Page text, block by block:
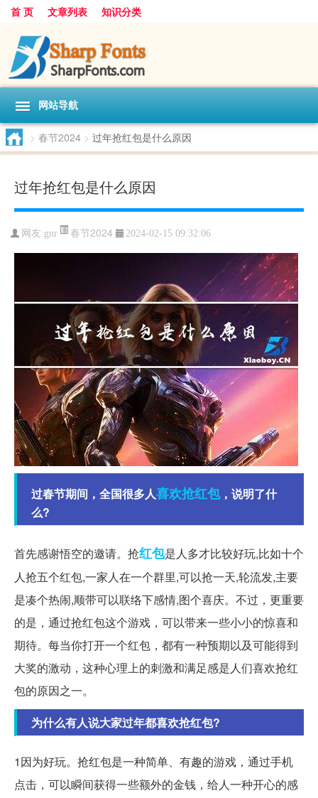
首 页 文章列表 知识分类
网站导航
> 春节2024 > 过年抢红包是什么原因
过年抢红包是什么原因
网友:gnr 春节2024 2024-02-15 09:32:06
过春节期间，全国很多人喜欢抢红包，说明了什
么?
首先感谢悟空的邀请。抢红包是人多才比较好玩,比如十个
人抢五个红包,一家人在一个群里,可以抢一天,轮流发,主要
是凑个热闹,顺带可以联络下感情,图个喜庆。不过，更重要
的是，通过抢红包这个游戏，可以带来一些小小的惊喜和
期待。每当你打开一个红包，都有一种预期以及可能得到
大奖的激动，这种心理上的刺激和满足感是人们喜欢抢红
包的原因之一。
为什么有人说大家过年都喜欢抢红包?
1因为好玩。抢红包是一种简单、有趣的游戏，通过手机
点击，可以瞬间获得一些额外的金钱，给人一种开心的感